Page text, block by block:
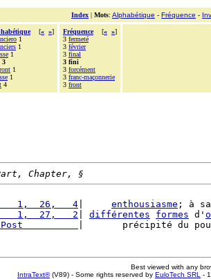
Index | Mots: Alphabétique - Fréquence -
[« »]
1
1
1
3
1
1
4
Fréquence [« »]
3 fermeté
3 février
3 final
3 fini
3 forcément
3 franc-maçonnerie
3 front
Chapter, §
1,  26,   4
enthousiasme ; à
1,  27,   2
différentes formes d'
Post |       précipité du
Best viewed with any
IntraText®(V89) - Some rights reserved by EuloTech SRL -